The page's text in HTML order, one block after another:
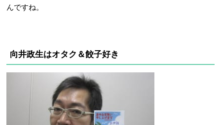
んですね。
向井政生はオタク＆餃子好き